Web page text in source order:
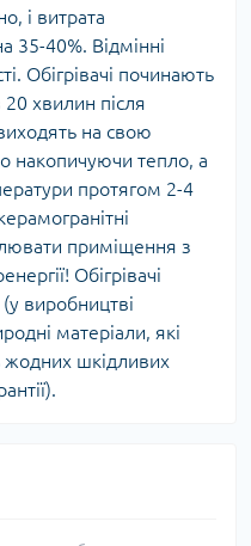
і витрата
35-40%. Відмінні
Обігрівачі починають
хвилин після
на свою
накопичуючи тепло, а
протягом 2-4
приміщення з
Обігрівачі
виробництві
матеріали, які
жодних шкідливих